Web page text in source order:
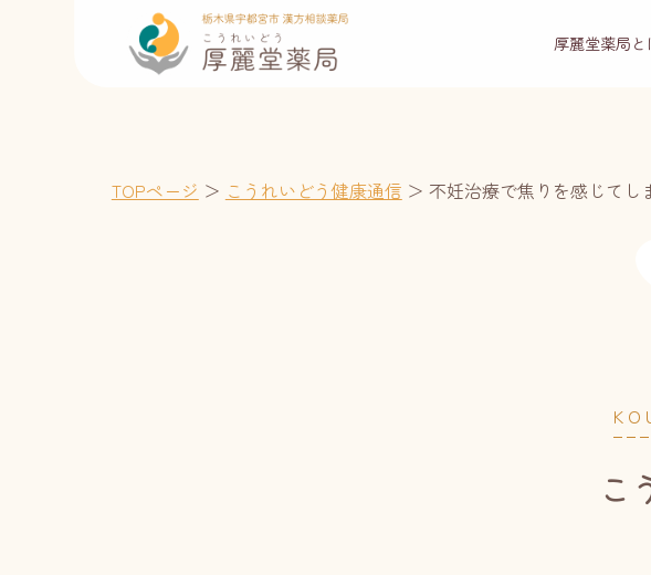
厚麗堂薬局と
TOPページ ＞ こうれいどう健康通信 ＞ 不妊治療で焦りを感じてし
こ